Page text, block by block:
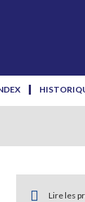
Lire les